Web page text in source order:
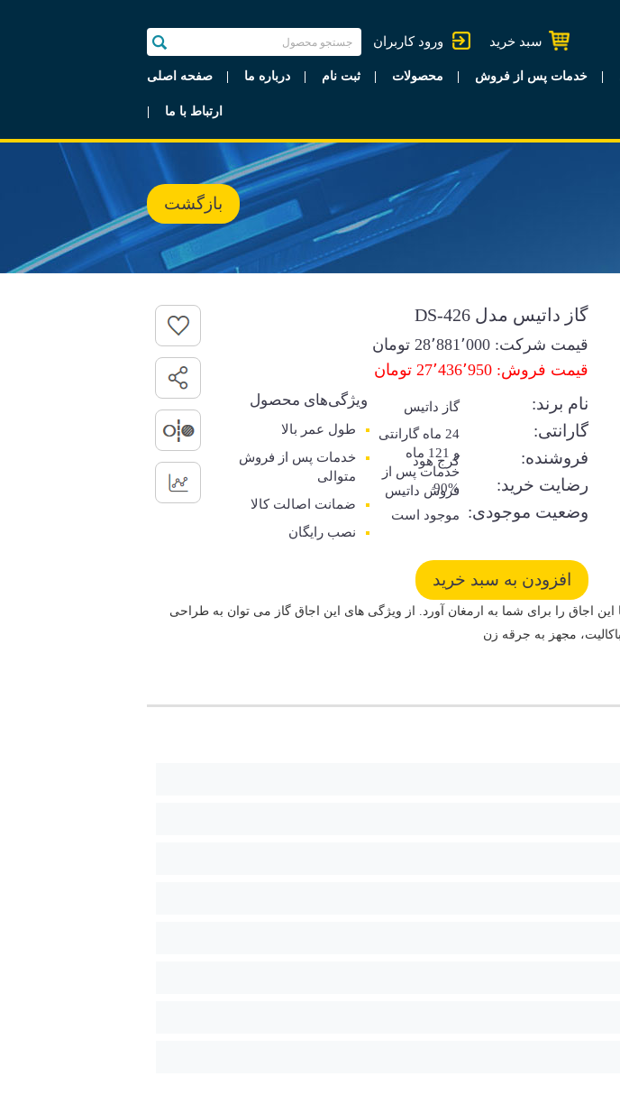
ورود کاربران سبد خرید
صفحه اصلی درباره ما ثبت نام محصولات خدمات پس از فروش
ارتباط با ما
بازگشت
گاز داتیس مدل DS-426
قیمت شرکت: 28٬881٬000 تومان
قیمت فروش: 27٬436٬950 تومان
نام برند: گاز داتیس
گارانتی:
24 ماه گارانتی
و 121 ماه
خدمات پس از
فروش داتیس
فروشنده: کرج هود
رضایت خرید: 90%
وضعیت موجودی: موجود است
ویژگی‌های محصول
طول عمر بالا
خدمات پس از فروش
متوالی
ضمانت اصالت کالا
نصب رایگان
اجاق را برای شما به ارمغان آورد. از ویژگی های این اجاق گاز می توان به طراحی
مجهز به جرقه زن